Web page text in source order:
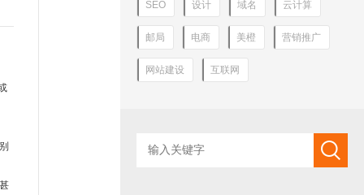
SEO 设计 域名 云计算
邮局 电商 美橙 营销推广
网站建设 互联网